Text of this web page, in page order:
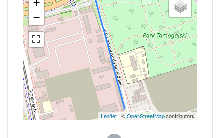
+
−
Leaflet| ©OpenStreetMapcontributors